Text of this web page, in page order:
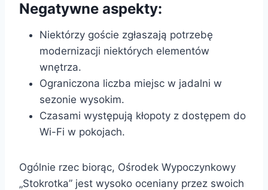
Negatywne aspekty:
Niektórzy goście zgłaszają potrzebę
modernizacji niektórych elementów
wnętrza.
Ograniczona liczba miejsc w jadalni w
sezonie wysokim.
Czasami występują kłopoty z dostępem do
Wi-Fi w pokojach.
Ogólnie rzec biorąc, Ośrodek Wypoczynkowy
„Stokrotka” jest wysoko oceniany przez swoich